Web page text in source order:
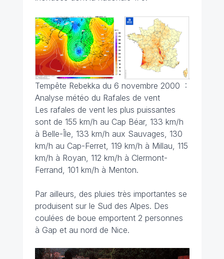
Tempête Rebekka du 6 novembre 2000 :
Analyse météo du Rafales de vent
Les rafales de vent les plus puissantes
sont de 155 km/h au Cap Béar, 133 km/h
à Belle-Île, 133 km/h aux Sauvages, 130
km/h au Cap-Ferret, 119 km/h à Millau, 115
km/h à Royan, 112 km/h à Clermont-
Ferrand, 101 km/h à Menton.
Par ailleurs, des pluies très importantes se
produisent sur le Sud des Alpes. Des
coulées de boue emportent 2 personnes
à Gap et au nord de Nice.